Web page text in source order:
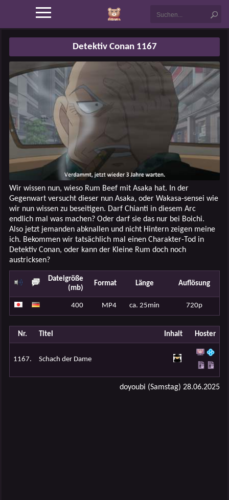
Detektiv Conan 1167
Wir wissen nun, wieso Rum Beef mit Asaka hat. In der
Gegenwart versucht dieser nun Asaka, oder Wakasa-sensei wie
wir nun wissen zu beseitigen. Darf Chianti in diesem Arc
endlich mal was machen? Oder darf sie das nur bei Boichi.
Also jetzt jemanden abknallen und nicht Hintern zeigen meine
ich. Bekommen wir tatsächlich mal einen Charakter-Tod in
Detektiv Conan, oder kann der Kleine Rum doch noch
austricksen?
Dateigröße
(mb)
Format Länge Auflösung
400 MP4 ca. 25min 720p
Nr. Titel Inhalt Hoster
1167. Schach der Dame
doyoubi (Samstag) 28.06.2025